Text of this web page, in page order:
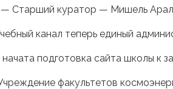
— Старший куратор — Мишель
канал теперь единый
подготовка сайта школы к
факультетов